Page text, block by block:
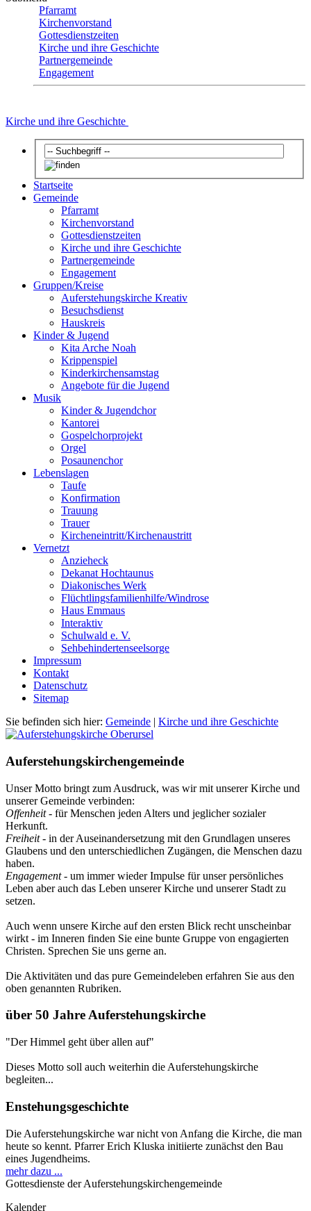
Pfarramt
Kirchenvorstand
Gottesdienstzeiten
Kirche und ihre Geschichte
Partnergemeinde
Engagement
Kirche und ihre Geschichte
Startseite
Gemeinde
Pfarramt
Kirchenvorstand
Gottesdienstzeiten
Kirche und ihre Geschichte
Partnergemeinde
Engagement
Gruppen/Kreise
Auferstehungskirche Kreativ
Besuchsdienst
Hauskreis
Kinder & Jugend
Kita Arche Noah
Krippenspiel
Kinderkirchensamstag
Angebote für die Jugend
Musik
Kinder & Jugendchor
Kantorei
Gospelchorprojekt
Orgel
Posaunenchor
Lebenslagen
Taufe
Konfirmation
Trauung
Trauer
Kircheneintritt/Kirchenaustritt
Vernetzt
Anzieheck
Dekanat Hochtaunus
Diakonisches Werk
Flüchtlingsfamilienhilfe/Windrose
Haus Emmaus
Interaktiv
Schulwald e. V.
Sehbehindertenseelsorge
Impressum
Kontakt
Datenschutz
Sitemap
Sie befinden sich hier: Gemeinde | Kirche und ihre Geschichte
Auferstehungskirchengemeinde
Unser Motto bringt zum Ausdruck, was wir mit unserer Kirche und
unserer Gemeinde verbinden:
Offenheit- für Menschen jeden Alters und jeglicher sozialer
Herkunft.
Freiheit- in der Auseinandersetzung mit den Grundlagen unseres
Glaubens und den unterschiedlichen Zugängen, die Menschen dazu
haben.
Engagement- um immer wieder Impulse für unser persönliches
Leben aber auch das Leben unserer Kirche und unserer Stadt zu
setzen.
Auch wenn unsere Kirche auf den ersten Blick recht unscheinbar
wirkt - im Inneren finden Sie eine bunte Gruppe von engagierten
Christen. Sprechen Sie uns gerne an.
Die Aktivitäten und das pure Gemeindeleben erfahren Sie aus den
oben genannten Rubriken.
über 50 Jahre Auferstehungskirche
"Der Himmel geht über allen auf"
Dieses Motto soll auch weiterhin die Auferstehungskirche
begleiten...
Enstehungsgeschichte
Die Auferstehungskirche war nicht von Anfang die Kirche, die man
heute so kennt. Pfarrer Erich Kluska initiierte zunächst den Bau
eines Jugendheims.
mehr dazu ...
Gottesdienste der Auferstehungskirchengemeinde
Kalender